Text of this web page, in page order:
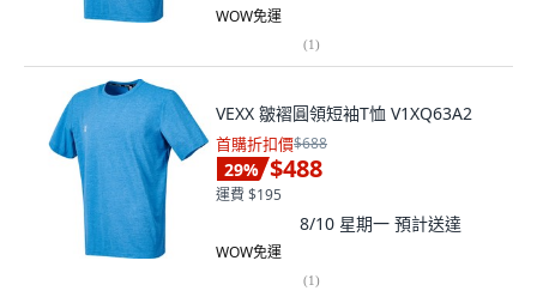
WOW免運
(1)
VEXX 皺褶圓領短袖T恤 V1XQ63A2
首購折扣價$688
29% $488
運費 $195
8/10 星期一 預計送達
WOW免運
(1)